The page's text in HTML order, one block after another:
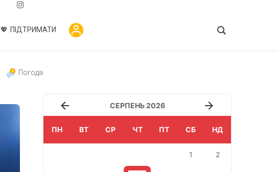
ПІДТРИМАТИ
Погода
СЕРПЕНЬ 2026
ПН ВТ СР ЧТ ПТ СБ НД
1 2